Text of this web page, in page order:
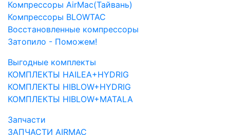
Компрессоры AirMac(Тайвань)
Компрессоры BLOWTAC
Восстановленные компрессоры
Затопило - Поможем!
Выгодные комплекты
КОМПЛЕКТЫ HAILEA+HYDRIG
КОМПЛЕКТЫ HIBLOW+HYDRIG
КОМПЛЕКТЫ HIBLOW+MATALA
Запчасти
ЗАПЧАСТИ AIRMAC